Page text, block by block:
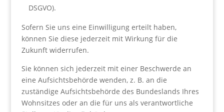
DSGVO).
Sofern Sie uns eine Einwilligung erteilt haben,
können Sie diese jederzeit mit Wirkung für die
Zukunft widerrufen.
Sie können sich jederzeit mit einer Beschwerde an
eine Aufsichtsbehörde wenden, z. B. an die
zuständige Aufsichtsbehörde des Bundeslands Ihres
Wohnsitzes oder an die für uns als verantwortliche